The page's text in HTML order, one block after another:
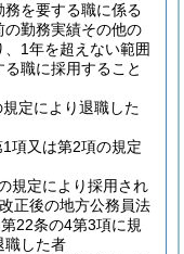
を要する職に係る
の勤務実績その他の
1年を超えない範囲
職に採用すること
定により退職した
項又は第2項の規定
規定により採用され
正後の地方公務員法
第22条の4第3項に規
職した者